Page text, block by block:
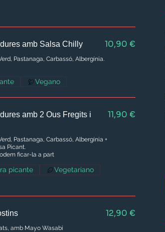
amb Salsa Chilly
Pastanaga, Carbassó, Albergínia.
10,90 €
Vegano
amb 2 Ous Fregits i
Pastanaga, Carbassó, Albergínia +
Picant.
ficar-la a part
11,90 €
picante
Vegetariano
amb Mayo Wasabi
12,90 €